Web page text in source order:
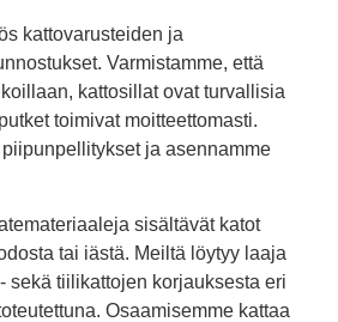
kattovarusteiden ja
Varmistamme, että
kattosillat ovat turvallisia
toimivat moitteettomasti.
ja asennamme
sisältävät katot
tai iästä. Meiltä löytyy laaja
sekä tiilikattojen korjauksesta eri
Osaamisemme kattaa